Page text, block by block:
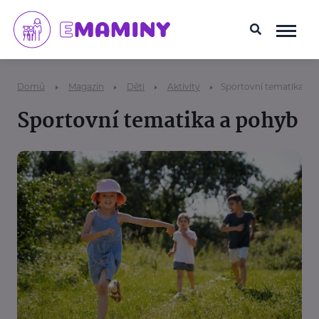
Domů Magazín Děti Aktivity Sportovní tematika a
Sportovní tematika a pohyb